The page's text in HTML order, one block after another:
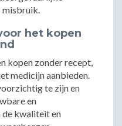
misbruik.
het kopen
kopen zonder recept,
medicijn aanbieden.
te zijn en
en
kwaliteit en